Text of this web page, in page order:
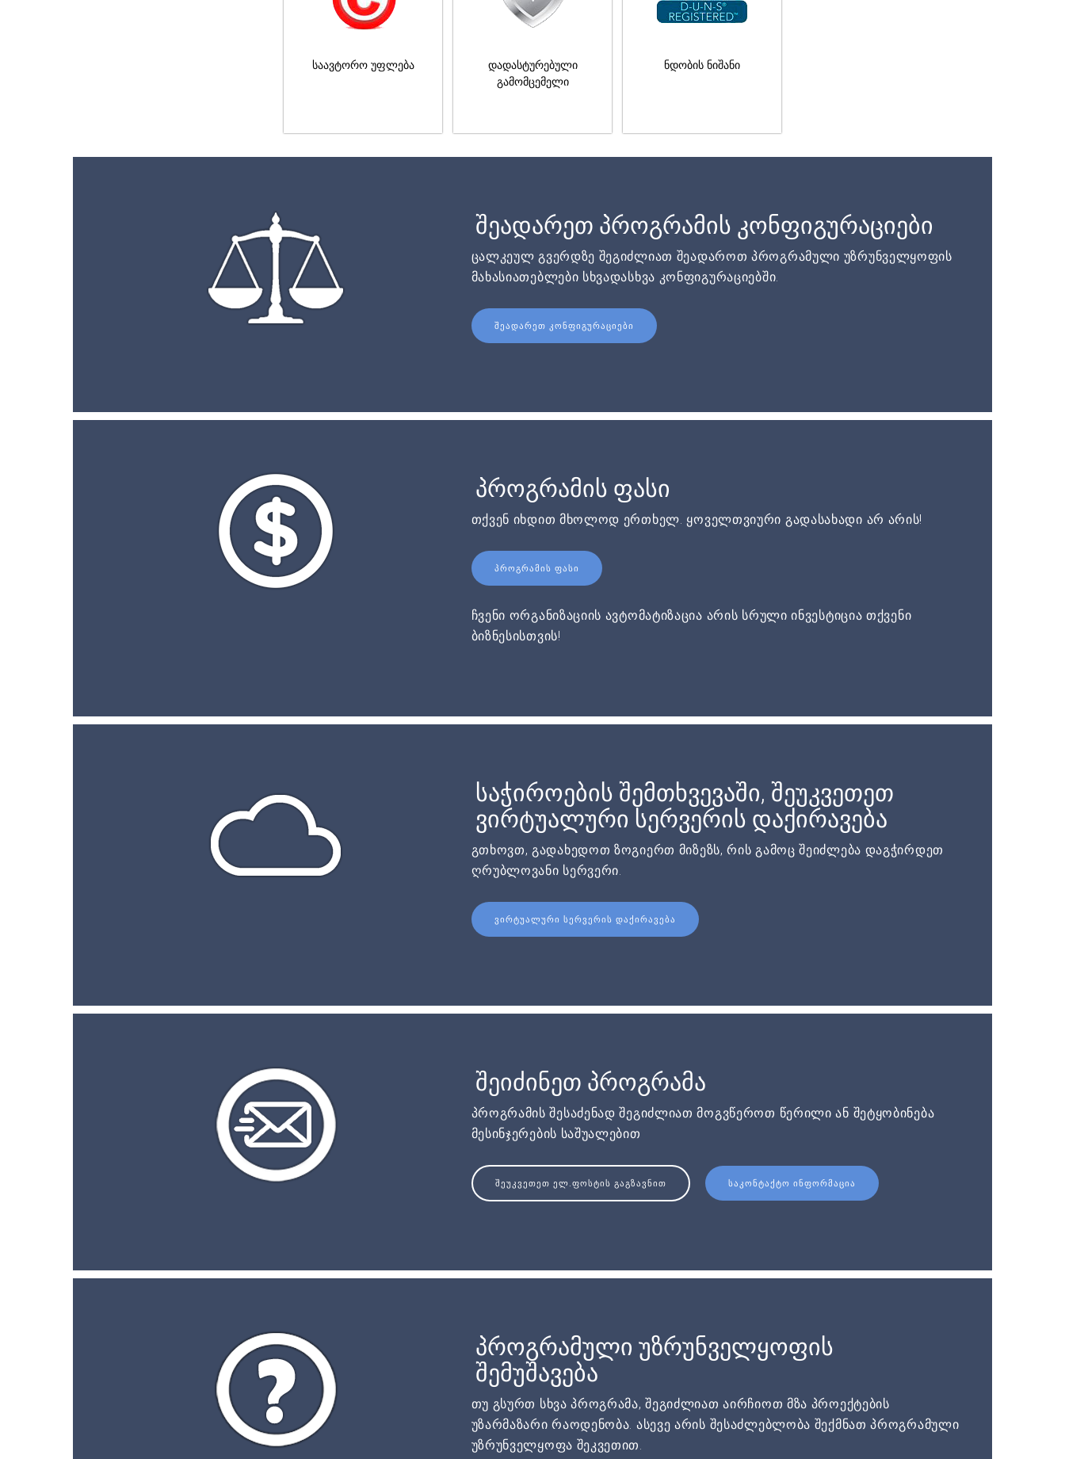
საავტორო უფლება
დადასტურებული
გამომცემელი
ნდობის ნიშანი
შეადარეთ პროგრამის კონფიგურაციები
ცალკეულ გვერდზე შეგიძლიათ შეადაროთ პროგრამული უზრუნველყოფის
მახასიათებლები სხვადასხვა კონფიგურაციებში.
ᲨᲔᲐᲓᲐᲠᲔᲗ ᲙᲝᲜᲤᲘᲒᲣᲠᲐᲪᲘᲔᲑᲘ
პროგრამის ფასი
თქვენ იხდით მხოლოდ ერთხელ. ყოველთვიური გადასახადი არ არის!
ᲞᲠᲝᲒᲠᲐᲛᲘᲡ ᲤᲐᲡᲘ
ჩვენი ორგანიზაციის ავტომატიზაცია არის სრული ინვესტიცია თქვენი
ბიზნესისთვის!
საჭიროების შემთხვევაში, შეუკვეთეთ
ვირტუალური სერვერის დაქირავება
გთხოვთ, გადახედოთ ზოგიერთ მიზეზს, რის გამოც შეიძლება დაგჭირდეთ
ღრუბლოვანი სერვერი.
ᲕᲘᲠᲢᲣᲐᲚᲣᲠᲘ ᲡᲔᲠᲕᲔᲠᲘᲡ ᲓᲐᲥᲘᲠᲐᲕᲔᲑᲐ
შეიძინეთ პროგრამა
პროგრამის შესაძენად შეგიძლიათ მოგვწეროთ წერილი ან შეტყობინება
მესინჯერების საშუალებით
ᲨᲔᲣᲙᲕᲔᲗᲔᲗ ᲔᲚ.ᲤᲝᲡᲢᲘᲡ ᲒᲐᲒᲖᲐᲕᲜᲘᲗ ᲡᲐᲙᲝᲜᲢᲐᲥᲢᲝ ᲘᲜᲤᲝᲠᲛᲐᲪᲘᲐ
პროგრამული უზრუნველყოფის
შემუშავება
თუ გსურთ სხვა პროგრამა, შეგიძლიათ აირჩიოთ მზა პროექტების
უზარმაზარი რაოდენობა. ასევე არის შესაძლებლობა შექმნათ პროგრამული
უზრუნველყოფა შეკვეთით.